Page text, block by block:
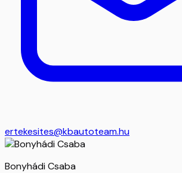
ertekesites@kbautoteam.hu
Bonyhádi Csaba